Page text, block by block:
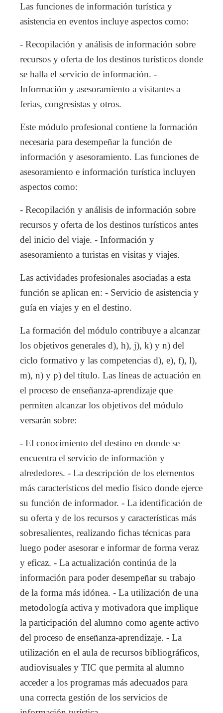
Las funciones de información turística y
asistencia en eventos incluye aspectos como:
- Recopilación y análisis de información sobre
recursos y oferta de los destinos turísticos donde
se halla el servicio de información. -
Información y asesoramiento a visitantes a
ferias, congresistas y otros.
Este módulo profesional contiene la formación
necesaria para desempeñar la función de
información y asesoramiento. Las funciones de
asesoramiento e información turística incluyen
aspectos como:
- Recopilación y análisis de información sobre
recursos y oferta de los destinos turísticos antes
del inicio del viaje. - Información y
asesoramiento a turistas en visitas y viajes.
Las actividades profesionales asociadas a esta
función se aplican en: - Servicio de asistencia y
guía en viajes y en el destino.
La formación del módulo contribuye a alcanzar
los objetivos generales d), h), j), k) y n) del
ciclo formativo y las competencias d), e), f), l),
m), n) y p) del título. Las líneas de actuación en
el proceso de enseñanza-aprendizaje que
permiten alcanzar los objetivos del módulo
versarán sobre:
- El conocimiento del destino en donde se
encuentra el servicio de información y
alrededores. - La descripción de los elementos
más característicos del medio físico donde ejerce
su función de informador. - La identificación de
su oferta y de los recursos y características más
sobresalientes, realizando fichas técnicas para
luego poder asesorar e informar de forma veraz
y eficaz. - La actualización continúa de la
información para poder desempeñar su trabajo
de la forma más idónea. - La utilización de una
metodología activa y motivadora que implique
la participación del alumno como agente activo
del proceso de enseñanza-aprendizaje. - La
utilización en el aula de recursos bibliográficos,
audiovisuales y TIC que permita al alumno
acceder a los programas más adecuados para
una correcta gestión de los servicios de